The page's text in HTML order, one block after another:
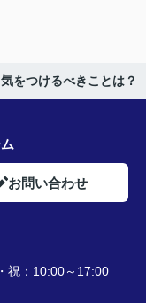
をつけるべきことは？
お問い合わせ
：10:00～17:00